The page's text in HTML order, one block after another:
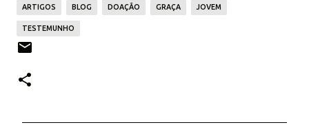
ARTIGOS BLOG DOAÇÃO GRAÇA JOVEM
TESTEMUNHO